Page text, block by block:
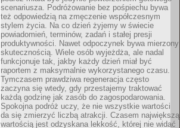
scenariusza. Podróżowanie bez pośpiechu bywa
też odpowiedzią na zmęczenie współczesnym
stylem życia. Na co dzień żyjemy w świecie
powiadomień, terminów, zadań i stałej presji
produktywności. Nawet odpoczynek bywa mierzony
skutecznością. Wiele osób wyjeżdża, ale nadal
funkcjonuje tak, jakby każdy dzień miał być
raportem z maksymalnie wykorzystanego czasu.
Tymczasem prawdziwa regeneracja często
zaczyna się wtedy, gdy przestajemy traktować
każdą godzinę jak zasób do zagospodarowania.
Spokojna podróż uczy, że nie wszystkie wartości
da się zmierzyć liczbą atrakcji. Czasem największą
wartością jest odzyskana lekkość, której nie widać